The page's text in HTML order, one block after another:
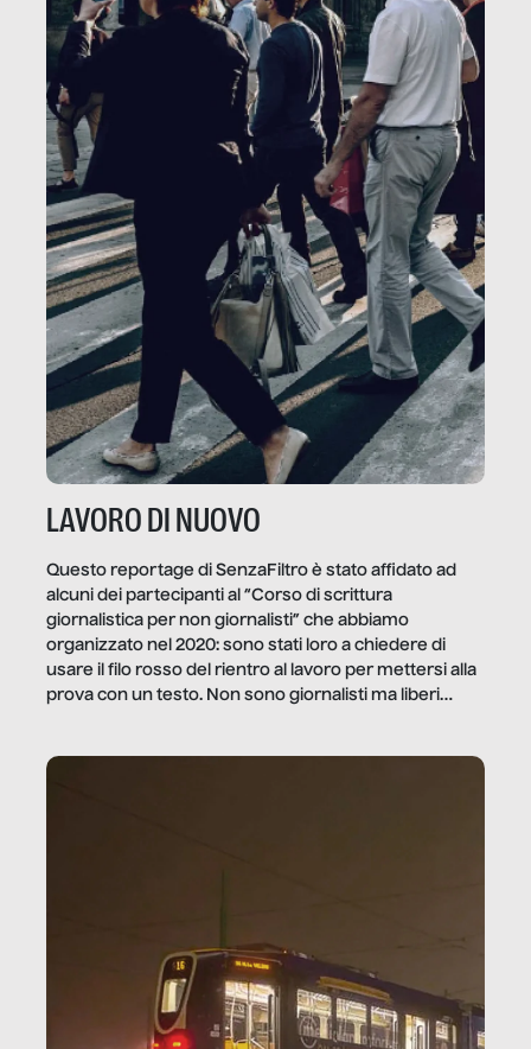
LAVORO DI NUOVO
Questo reportage di SenzaFiltro è stato affidato ad
alcuni dei partecipanti al “Corso di scrittura
giornalistica per non giornalisti” che abbiamo
organizzato nel 2020: sono stati loro a chiedere di
usare il filo rosso del rientro al lavoro per mettersi alla
prova con un testo. Non sono giornalisti ma liberi